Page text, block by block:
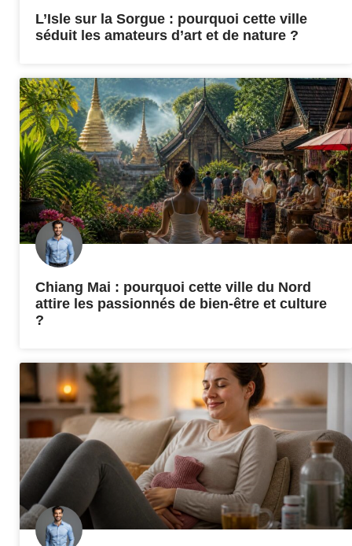
L’Isle sur la Sorgue : pourquoi cette ville
séduit les amateurs d’art et de nature ?
Chiang Mai : pourquoi cette ville du Nord
attire les passionnés de bien-être et culture
?